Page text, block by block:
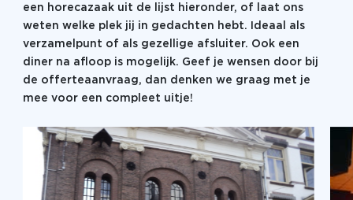
een horecazaak uit de lijst hieronder, of laat ons
weten welke plek jij in gedachten hebt. Ideaal als
verzamelpunt of als gezellige afsluiter. Ook een
diner na afloop is mogelijk. Geef je wensen door bij
de offerteaanvraag, dan denken we graag met je
mee voor een compleet uitje!